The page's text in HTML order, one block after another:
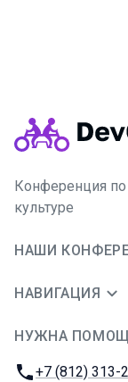
Конференция
культуре
НАШИ
НАВИГАЦИЯ
НУЖНА
Телефон:
+7 (812) 313-